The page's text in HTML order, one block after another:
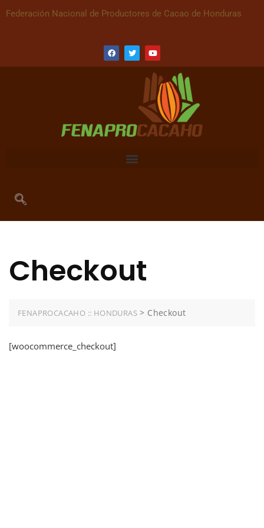
Federación Nacional de Productores de Cacao de Honduras
Checkout
FENAPROCACAHO :: HONDURAS > Checkout
[woocommerce_checkout]